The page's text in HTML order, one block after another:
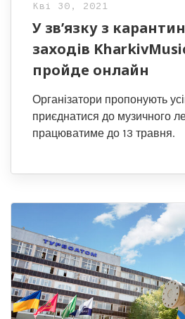
Кві 30, 2021
У зв’язку з
заходів
пройде онлайн
Організатори пропонують
приєднатися до музичного
працюватиме до 13 травня.